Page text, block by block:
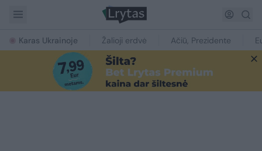
Karas Ukrainoje Žalioji erdvė Ačiū, Prezidente